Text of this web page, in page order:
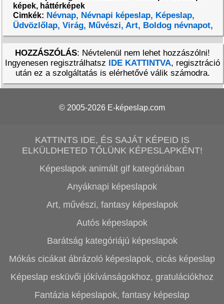
képek, háttérképek
Cimkék: Névnap, Névnapi képeslap, Képeslap,
Üdvözlőlap, Virág, Művészi, Art, Boldog névnapot,
HOZZÁSZÓLÁS: Névtelenül nem lehet hozzászólni!
Ingyenesen regisztrálhatsz IDE KATTINTVA, regisztráció
után ez a szolgáltatás is elérhetővé válik számodra.
© 2005-2026 E-képeslap.com
KATTINTS IDE, ÉS SAJÁT KÉPEID IS
ELKÜLDHETED TŐLÜNK KÉPESLAPKÉNT!
Képeslapok animált gif kategóriában
Anyáknapi képeslapok
Art, művészi, fantasy képeslapok
Autós képeslapok
Barátság kategóriájú képeslapok
Mókás cicákat ábrázoló képeslapok, cicás képeslap
Képeslap esküvői jókívánságokhoz, gratulációkhoz
Fantázia képeslapok, fantasy képeslap